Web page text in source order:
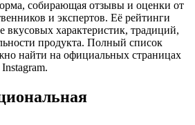
собирающая отзывы и оценки от
и экспертов. Её рейтинги
вкусовых характеристик, традиций,
продукта. Полный список
найти на официальных страницах